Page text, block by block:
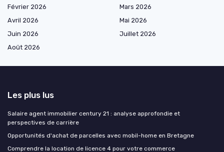
Février 2026
Mars 2026
Avril 2026
Mai 2026
Juin 2026
Juillet 2026
Août 2026
Les plus lus
Salaire agent immobilier century 21 : analyse approfondie et
perspectives de carrière
Opportunités d'achat de parcelles avec mobil-home en Bretagne
Comprendre la location de licence 4 pour votre commerce